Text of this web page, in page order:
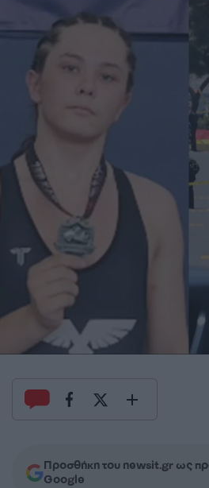
Προσθήκη του newsit.gr ως
Google